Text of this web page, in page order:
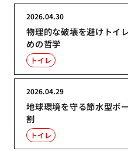
物理的な破壊を避けトイ
めの哲学
2026.04.30
トイレ
地球環境を守る節水型ボ
割
2026.04.29
トイレ